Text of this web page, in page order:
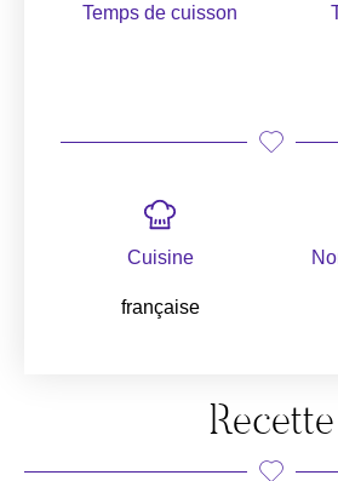
Temps de cuisson
Cuisine
française
Recette